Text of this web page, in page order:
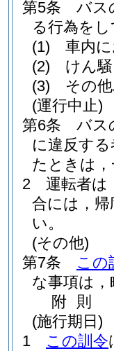
第5条
バス
る行為を
(1)
車内
(2)
けん
(3)
その
(運行中止)
第6条
バス
に違反す
たときは
2
運転者は
合には，
い。
(その他)
第7条
この
な事項は
附 則
(施行期日)
1
この訓令